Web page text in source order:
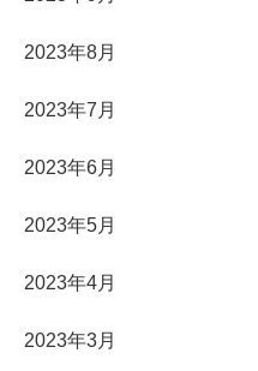
2023年8月
2023年7月
2023年6月
2023年5月
2023年4月
2023年3月